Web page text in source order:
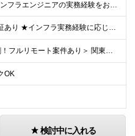
■学歴不問 ■インフラエンジニアの実務経験をお持ちの方（年数、工程不問） 【こんな方を歓迎します】 ・サーバーやネットワークの設計・構築・運用いずれかの経験がある方 ・オンプレ環境での実務経験を活か
★前職給与保証あり ★インフラ実務経験に応じた3段階の給与テーブル ★年齢ではなく、積み重ねてきた経験で判断します 【インフラ実務経験 5年～】 月給29万円以上＋諸手当 ※みなし残業代（20時間分
＜リモート8割！フルリモート案件あり＞ 関東圏内または大阪のプロジェクト先へと配属となります。 先輩とペアで配属されることが多いため、ご安心ください！ ★転居を伴う転勤はありません！ ★希望のエリアを
OK
検討中に入れる